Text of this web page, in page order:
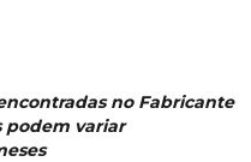
no Fabricante
podem variar